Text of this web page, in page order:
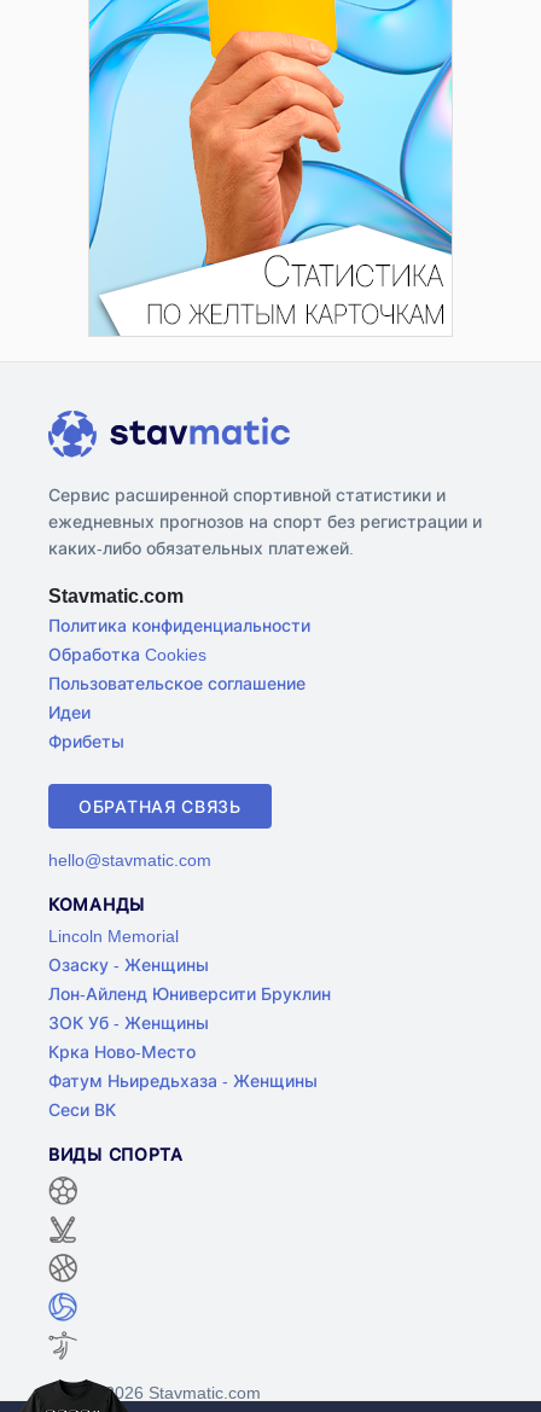
Сервис расширенной спортивной статистики и
ежедневных прогнозов на спорт без регистрации и
каких-либо обязательных платежей.
Stavmatic.com
Политика конфиденциальности
Обработка Cookies
Пользовательское соглашение
Идеи
Фрибеты
ОБРАТНАЯ СВЯЗЬ
hello@stavmatic.com
КОМАНДЫ
Lincoln Memorial
Озаску - Женщины
Лон-Айленд Юниверсити Бруклин
ЗОК Уб - Женщины
Крка Ново-Место
Фатум Ньиредьхаза - Женщины
Сеси ВК
ВИДЫ СПОРТА
©2017-2026 Stavmatic.com